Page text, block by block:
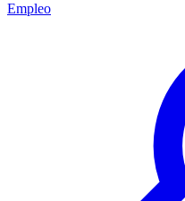
Empleo